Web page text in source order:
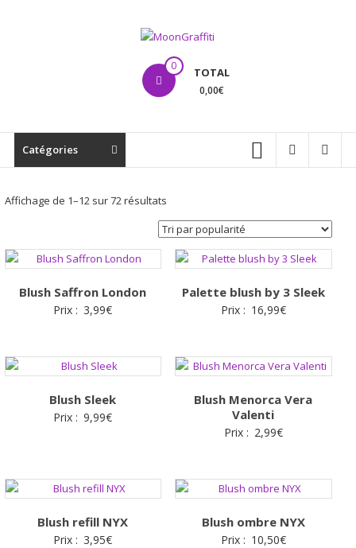
MoonGraffiti 0 TOTAL
0,00€
Catégories
Affichage de 1–12 sur 72 résultatsTrié
par
popularité
Blush Saffron London
Prix : 3,99€
Palette blush by 3 Sleek
Prix : 16,99€
Blush Sleek
Prix : 9,99€
Blush Menorca Vera
Valenti
Prix : 2,99€
Blush refill NYX
Prix : 3,95€
Blush ombre NYX
Prix : 10,50€